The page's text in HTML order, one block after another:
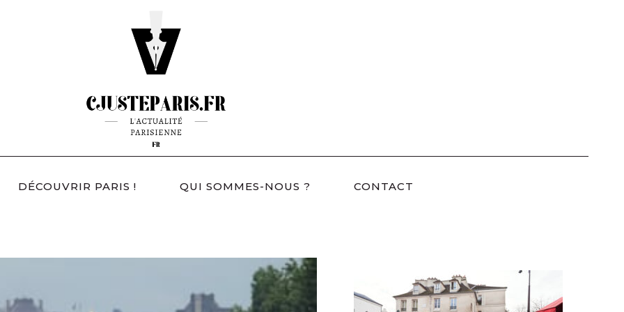
DÉCOUVRIR PARIS ! QUI SOMMES-NOUS ? CONTACT